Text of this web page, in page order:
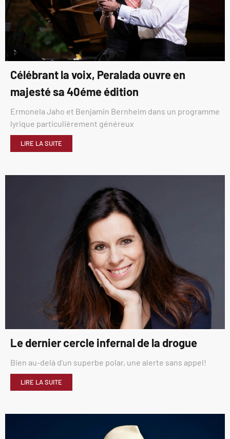
Célébrant la voix, Peralada ouvre en
majesté sa 40éme édition
Ermonela Jaho et Benjamin Bernheim dans un programme
lyrique particulièrement généreux
LIRE LA SUITE
Le dernier cercle infernal de la drogue
Bien au-delà d’un superbe polar, une alerte sans appel!
LIRE LA SUITE